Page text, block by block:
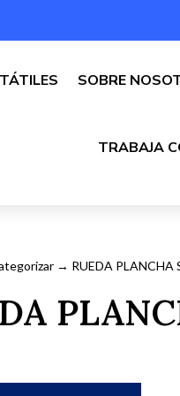
SOBRE
TRABAJA
→ RUEDA PLANCHA